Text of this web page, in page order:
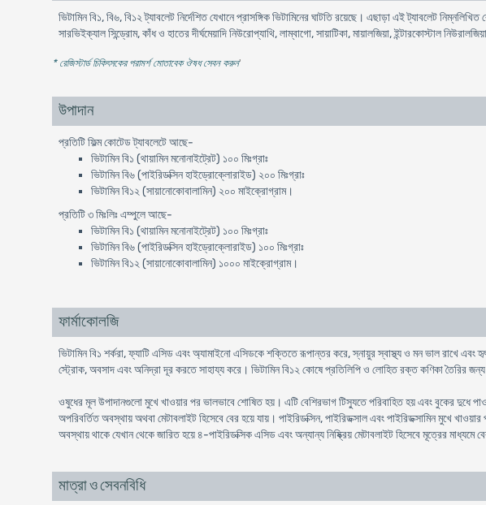
ভিটামিন বি১, বি৬, বি১২ ট্যাবলেট নির্দেশিত যেখানে প্রাসঙ্গিক ভিটামিনের ঘাটতি রয়েছে। এছাড়া এই ট্যাবলেট
সারভিইক্যাল সিন্ড্রোম, কাঁধ ও হাতের দীর্ঘমেয়াদি নিউরোপ্যাথি, লাম্বাগো, সায়াটিকা, মায়ালজিয়া, ইন্টারকোস্টাল
* রেজিস্টার্ড চিকিৎসকের পরামর্শ মোতাবেক ঔষধ সেবন করুন'
উপাদান
প্রতিটি ফিল্ম কোটেড ট্যাবলেটে আছে-
ভিটামিন বি১ (থায়ামিন মনোনাইট্রেট) ১০০ মিঃগ্রাঃ
ভিটামিন বি৬ (পাইরিডক্সিন হাইড্রোক্লোরাইড) ২০০ মিঃগ্রাঃ
ভিটামিন বি১২ (সায়ানোকোবালামিন) ২০০ মাইক্রোগ্রাম।
প্রতিটি ৩ মিঃলিঃ এম্পুলে আছে-
ভিটামিন বি১ (থায়ামিন মনোনাইট্রেট) ১০০ মিঃগ্রাঃ
ভিটামিন বি৬ (পাইরিডক্সিন হাইড্রোক্লোরাইড) ১০০ মিঃগ্রাঃ
ভিটামিন বি১২ (সায়ানোকোবালামিন) ১০০০ মাইক্রোগ্রাম।
ফার্মাকোলজি
ভিটামিন বি১ শর্করা, ফ্যাটি এসিড এবং অ্যামাইনো এসিডকে শক্তিতে রূপান্তর করে, স্নায়ুর স্বাস্থ্য ও মন ভাল রাখে
স্ট্রোক, অবসাদ এবং অনিদ্রা দূর করতে সাহায্য করে। ভিটামিন বি১২ কোষে প্রতিলিপি ও লোহিত রক্ত কণিকা তৈরির
ওষুধের মূল উপাদানগুলো মুখে খাওয়ার পর ভালভাবে শোষিত হয়। এটি বেশিরভাগ টিস্যুতে পরিবাহিত হয় এবং বুকের দুধে
অপরিবর্তিত অবস্থায় অথবা মেটাবলাইট হিসেবে বের হয়ে যায়। পাইরিডক্সিন, পাইরিডক্সাল এবং পাইরিডক্সামিন মুখে
অবস্থায় থাকে যেখান থেকে জারিত হয়ে ৪-পাইরিডক্সিক এসিড এবং অন্যান্য নিষ্ক্রিয় মেটাবলাইট হিসেবে মূত্রের
মাত্রা ও সেবনবিধি